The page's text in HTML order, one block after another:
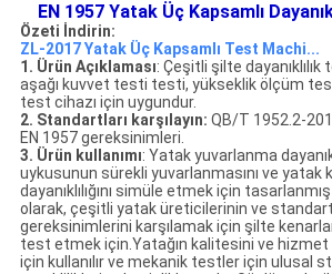
EN 1957 Yatak Üç Kapsamlı
Özeti İndirin:
ZL-2017 Yatak Üç Kapsamlı Test Machi...
1 . Ürün Açıklaması: Çeşitli şilte
aşağı kuvvet testi testi, yükseklik ölçüm
test cihazı için uygundur.
2. Standartları karşılayın: QB/T 1952.2-
EN 1957 gereksinimleri.
3. Ürün kullanımı: Yatak yuvarlanma
uykusunun sürekli yuvarlanmasını ve yatak
dayanıklılığını simüle etmek için
olarak, çeşitli yatak üreticilerinin ve
gereksinimlerini karşılamak için şilte
test etmek için.Yatağın kalitesini ve
için kullanılır ve mekanik testler için ulusal